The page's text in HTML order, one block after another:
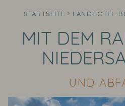
STARTSEITE LANDHOTEL
MIT DEM
UND